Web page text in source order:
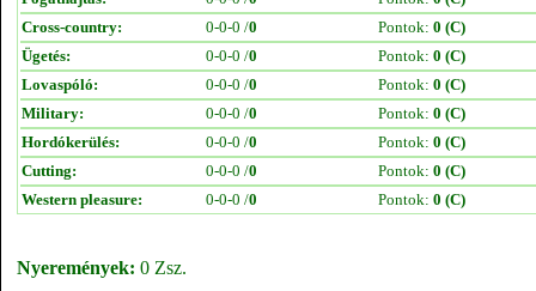
Cross-country:
0-0-0 /0 Pontok: 0 (C)
Ügetés:
0-0-0 /0 Pontok: 0 (C)
Lovaspóló:
0-0-0 /0 Pontok: 0 (C)
Military:
0-0-0 /0 Pontok: 0 (C)
Hordókerülés:
0-0-0 /0 Pontok: 0 (C)
Cutting:
0-0-0 /0 Pontok: 0 (C)
Western pleasure:
0-0-0 /0 Pontok: 0 (C)
Nyeremények: 0 Zsz.